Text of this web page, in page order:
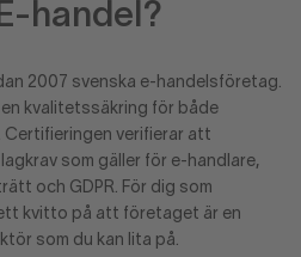
handel?
2007 svenska e-handelsföretag.
kvalitetssäkring för både
verifierar att
som gäller för e-handlare,
och GDPR. För dig som
kvitto på att företaget är en
som du kan lita på.